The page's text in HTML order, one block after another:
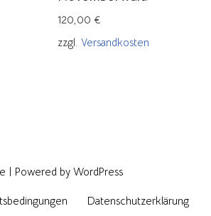
120,00 €
zzgl.Versandkosten
| Powered by WordPress
Datenschutzerklärung